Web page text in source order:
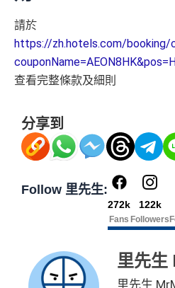
請於
https://zh.hotels.com/booking/
查看完整條款及細則
分享到
Follow 里先生:
272k
Fans
122k
Followers
里先生
里先生